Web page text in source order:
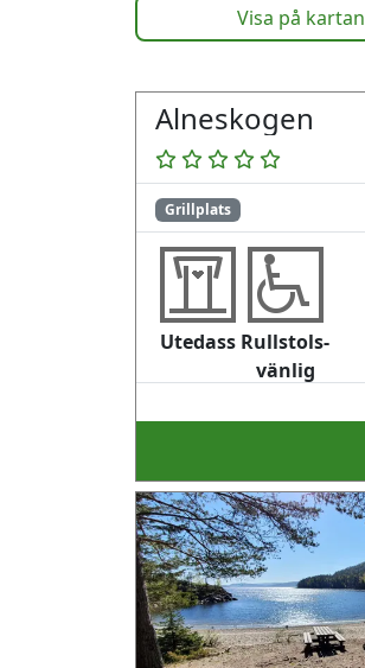
Visa på kartan
Alneskogen
Grillplats
Utedass Rullstols-
vänlig